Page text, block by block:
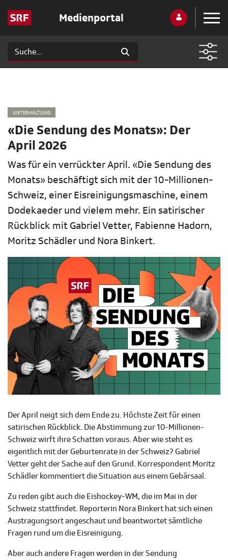
Medienportal
UNTERHALTUNG
«Die Sendung des Monats»: Der
April 2026
Was für ein verrückter April. «Die Sendung des
Monats» beschäftigt sich mit der 10-Millionen-
Schweiz, einer Eisreinigungsmaschine, einem
Dodekaeder und vielem mehr. Ein satirischer
Rückblick mit Gabriel Vetter, Fabienne Hadorn,
Moritz Schädler und Nora Binkert.
Der April neigt sich dem Ende zu. Höchste Zeit für einen
satirischen Rückblick. Die Abstimmung zur 10-Millionen-
Schweiz wirft ihre Schatten voraus. Aber wie steht es
eigentlich mit der Geburtenrate in der Schweiz? Gabriel
Vetter geht der Sache auf den Grund. Korrespondent Moritz
Schädler kommentiert die Situation aus einem Gebärsaal.
Zu reden gibt auch die Eishockey-WM, die im Mai in der
Schweiz stattfindet. Reporterin Nora Binkert hat sich einen
Austragungsort angeschaut und beantwortet sämtliche
Fragen rund um die Eisreinigung.
Aber auch andere Fragen werden in der Sendung